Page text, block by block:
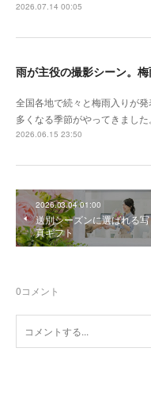
2026.07.14 00:05
全国各地で続々と梅雨入りが
多くなる季節がやってきまし
2026.06.15 23:50
2026.03.04 01:00
送別シーズンに選ばれる写
真ギフト
0コメント